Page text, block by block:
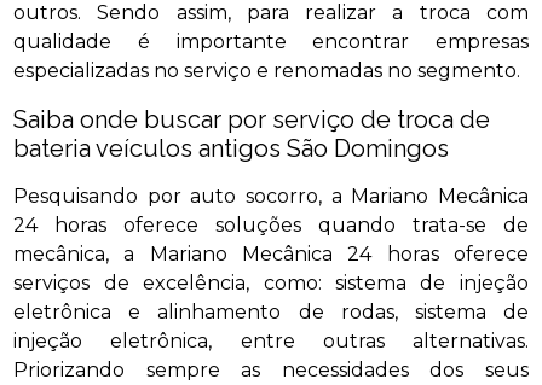
outros. Sendo assim, para realizar a troca com
qualidade é importante encontrar empresas
especializadas no serviço e renomadas no segmento.
Saiba onde buscar por serviço de troca de
bateria veículos antigos São Domingos
Pesquisando por auto socorro, a Mariano Mecânica
24 horas oferece soluções quando trata-se de
mecânica, a Mariano Mecânica 24 horas oferece
serviços de excelência, como: sistema de injeção
eletrônica e alinhamento de rodas, sistema de
injeção eletrônica, entre outras alternativas.
Priorizando sempre as necessidades dos seus